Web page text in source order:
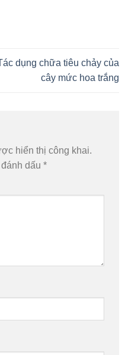
dụng chữa tiêu chảy của
cây mức hoa trắng
hiển thị công khai.
dấu *